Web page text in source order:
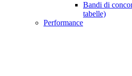
Bandi di
tabelle)
Performance